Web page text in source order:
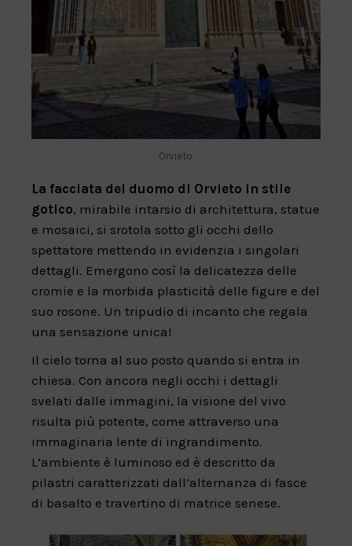
Orvieto.
La facciata del duomo di Orvieto in stile
gotico, mirabile intarsio di architettura, statue
e mosaici, si srotola sotto gli occhi dello
spettatore mettendo in evidenzia i singolari
dettagli. Emergono così la delicatezza delle
cromie e la morbida plasticità delle figure e del
suo rosone. Un tripudio di incanto che regala
una sensazione unica!
Il cielo torna al suo posto quando si entra in
chiesa. Con ancora negli occhi i dettagli
svelati dalle immagini, la visione del vivo
risulta più potente, come attraverso una
immaginaria lente di ingrandimento.
L’ambiente è luminoso ed è descritto da
pilastri caratterizzati dall’alternanza di fasce
di basalto e travertino di matrice senese.